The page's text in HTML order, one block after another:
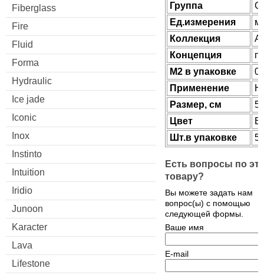
Fiberglass
Fire
Fluid
Forma
Hydraulic
Ice jade
Iconic
Inox
Instinto
Intuition
Iridio
Junoon
Karacter
Lava
Lifestone
Группа
Ед.измерения
Коллекция
Концепция
М2 в упаковке
Применение
Размер, см
Цвет
Шт.в упаковке
5
Есть вопросы по
товару?
Вы можете задать нам
вопрос(ы) с помощью
следующей формы.
Ваше имя
E-mail